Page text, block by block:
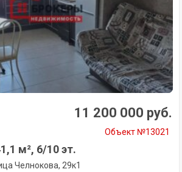
11 200 000 руб.
Объект №13021
м², 6/10 эт.
Челнокова, 29к1